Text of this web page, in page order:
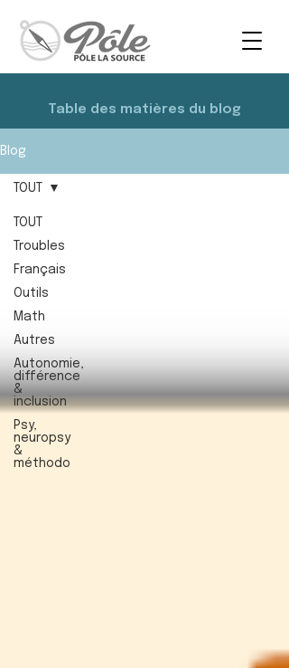
Table des matières du blog
Blog
TOUT
Troubles
Français
Outils
Math
Autres
Autonomie,
différence
&
inclusion
Psy,
neuropsy
&
méthodo
TOUT